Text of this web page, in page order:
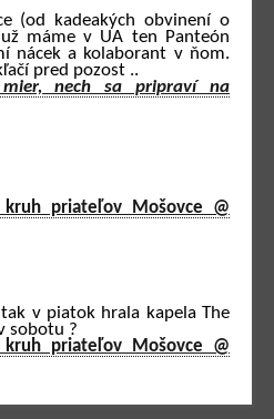
(od kadeakých obvinení o
máme v UA ten Panteón
nácek a kolaborant v ňom.
pred pozost ..
nech sa pripraví na
kruh priateľov Mošovce @
v piatok hrala kapela The
sobotu ?
kruh priateľov Mošovce @